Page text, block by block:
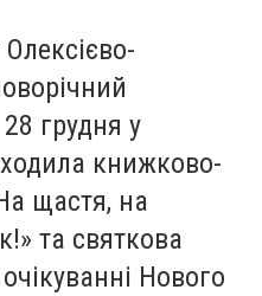
грудня у
книжково-
щастя, на
та святкова
Нового